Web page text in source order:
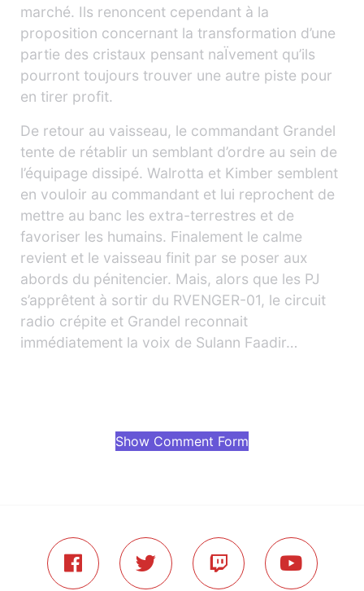
marché. Ils renoncent cependant à la
proposition concernant la transformation d’une
partie des cristaux pensant naÏvement qu’ils
pourront toujours trouver une autre piste pour
en tirer profit.
De retour au vaisseau, le commandant Grandel
tente de rétablir un semblant d’ordre au sein de
l’équipage dissipé. Walrotta et Kimber semblent
en vouloir au commandant et lui reprochent de
mettre au banc les extra-terrestres et de
favoriser les humains. Finalement le calme
revient et le vaisseau finit par se poser aux
abords du pénitencier. Mais, alors que les PJ
s’apprêtent à sortir du RVENGER-01, le circuit
radio crépite et Grandel reconnait
immédiatement la voix de Sulann Faadir…
Show Comment Form